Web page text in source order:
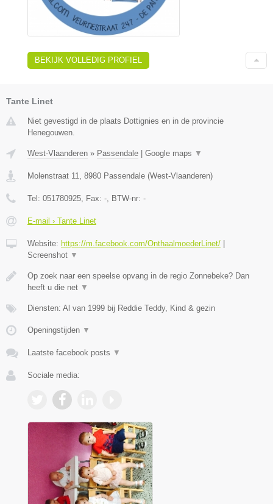
BEKIJK VOLLEDIG PROFIEL
Tante Linet
Niet gevestigd in de plaats Dottignies en in de provincie
Henegouwen.
West-Vlaanderen » Passendale Google maps ▼
Molenstraat 11 8980 Passendale (West-Vlaanderen)
Tel: 051780925 , Fax: - , BTW-nr: -
E-mail › Tante Linet
Website: https://m.facebook.com/OnthaalmoederLinet/
Screenshot ▼
Op zoek naar een speelse opvang in de regio Zonnebeke? Dan
heeft u die net ▼
Diensten: Al van 1999 bij Reddie Teddy, Kind & gezin
Openingstijden ▼
Laatste facebook posts ▼
Sociale media: